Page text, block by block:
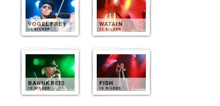
VOGELFREY
12 BILDER
WATAIN
12 BILDER
BANNKREIS
10 BILDER
FISH
10 BILDER